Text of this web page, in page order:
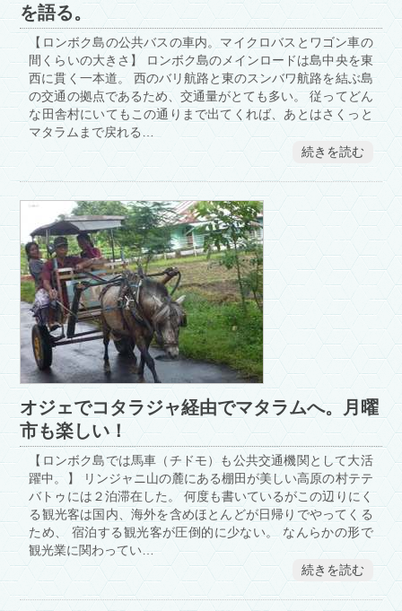
を語る。
【ロンボク島の公共バスの車内。マイクロバスとワゴン車の
間くらいの大きさ】 ロンボク島のメインロードは島中央を東
西に貫く一本道。 西のバリ航路と東のスンバワ航路を結ぶ島
の交通の拠点であるため、交通量がとても多い。 従ってどん
な田舎村にいてもこの通りまで出てくれば、あとはさくっと
マタラムまで戻れる…
続きを読む
オジェでコタラジャ経由でマタラムへ。月曜
市も楽しい！
【ロンボク島では馬車（チドモ）も公共交通機関として大活
躍中。】 リンジャニ山の麓にある棚田が美しい高原の村テテ
バトゥには２泊滞在した。 何度も書いているがこの辺りにく
る観光客は国内、海外を含めほとんどが日帰りでやってくる
ため、 宿泊する観光客が圧倒的に少ない。 なんらかの形で
観光業に関わってい…
続きを読む